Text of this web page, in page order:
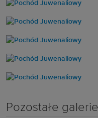
Pozostałe galerie